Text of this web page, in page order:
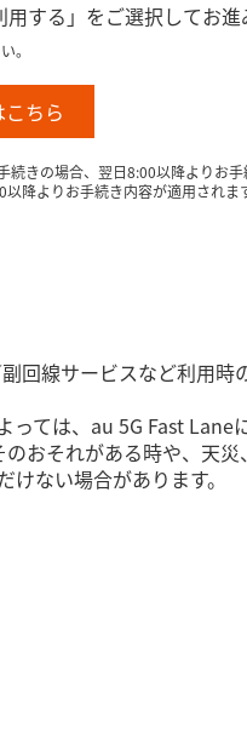
する」をご選択してお進
。
ちら
きの場合、翌日8:00以降よりお
降よりお手続き内容が適用されます
回線サービスなど利用時
ては、au 5G Fast Lane
おそれがある時や、天
ない場合があります。